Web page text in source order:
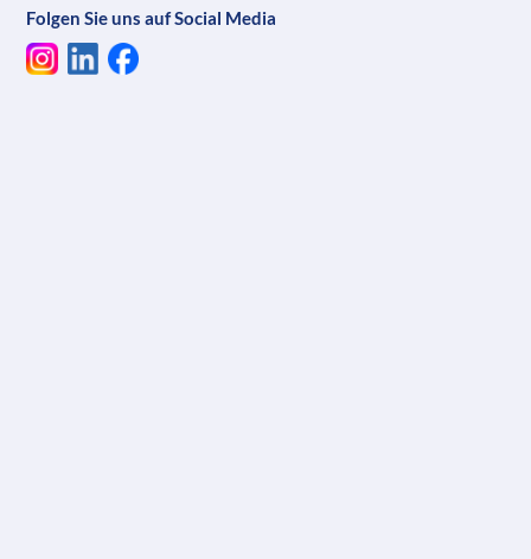
Folgen Sie uns auf Social Media